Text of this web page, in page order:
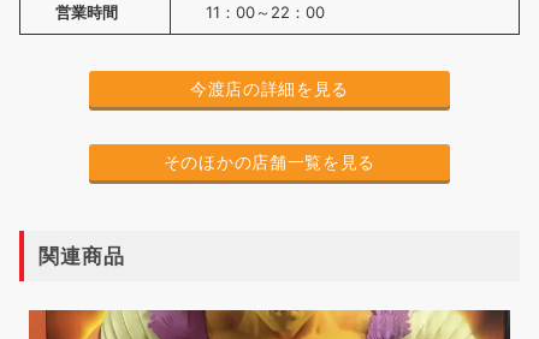
営業時間 11：00～22：00
今渡店の詳細を見る
そのほかの店舗一覧を見る
関連商品